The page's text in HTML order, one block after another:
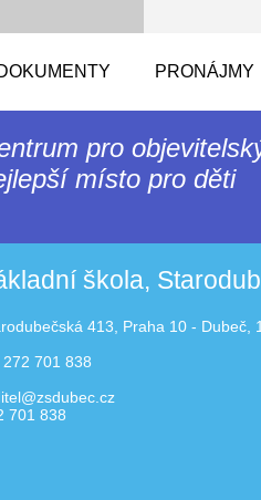
PRONÁJMY
pro
místo pro děti
škola,
413, Praha 10 - Dubeč,
272 701 838
701 838